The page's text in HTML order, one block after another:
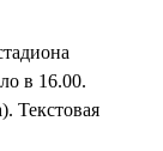
в 16.00.
Текстовая